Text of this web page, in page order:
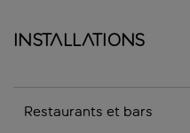
Installations
Restaurants et bars